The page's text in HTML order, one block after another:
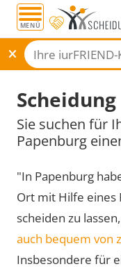
MENÜ
Sie suchen für
Papenburg
"In Papenburg
Ort mit Hilfe eines
scheiden zu
auch bequem von
Insbesondere für